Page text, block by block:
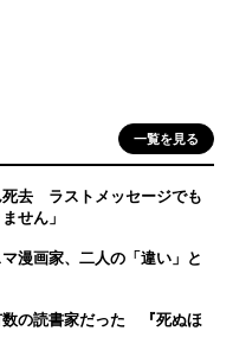
一覧を見る
死去 ラストメッセージでも
せん」
漫画家、二人の「違い」と
数の読書家だった 『死ぬほ